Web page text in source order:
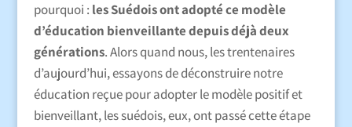
pourquoi : les Suédois ont adopté ce modèle
d’éducation bienveillante depuis déjà deux
générations. Alors quand nous, les trentenaires
d’aujourd’hui, essayons de déconstruire notre
éducation reçue pour adopter le modèle positif et
bienveillant, les suédois, eux, ont passé cette étape